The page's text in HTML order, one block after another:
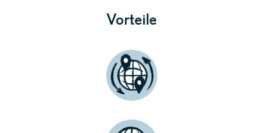
Vorteile